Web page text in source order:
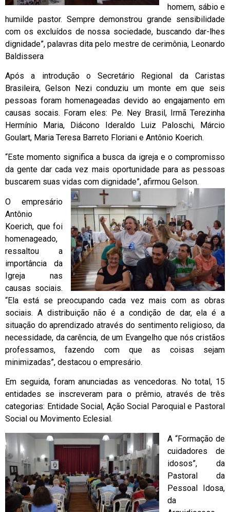
homem, sábio e
humilde pastor. Sempre demonstrou grande sensibilidade
com os excluídos de nossa sociedade, buscando dar-lhes
dignidade”, palavras dita pelo mestre de cerimônia, Leonardo
Baldissera
Após a introdução o Secretário Regional da Caristas
Brasileira, Gelson Nezi conduziu um monte em que seis
pessoas foram homenageadas devido ao engajamento em
causas socais. Foram eles: Pe. Ney Brasil, Irmã Terezinha
Hermínio Maria, Diácono Ideraldo Luiz Paloschi, Márcio
Goulart, Maria Teresa Barreto Floriani e Antônio Koerich.
“Este momento significa a busca da igreja e o compromisso
da gente dar cada vez mais oportunidade para as pessoas
buscarem suas vidas com dignidade”, afirmou Gelson.
O empresário
Antônio
Koerich, que foi
homenageado,
ressaltou a
importância da
Igreja nas
causas sociais.
“Ela está se preocupando cada vez mais com as obras
sociais. A distribuição não é a condição de dar, ela é a
situação do aprendizado através do sentimento religioso, da
necessidade, da carência, de um Evangelho que nós cristãos
professamos, fazendo com que as coisas sejam
minimizadas”, destacou o empresário.
Em seguida, foram anunciadas as vencedoras. No total, 15
entidades se inscreveram para o prêmio, através de três
categorias: Entidade Social, Ação Social Paroquial e Pastoral
Social ou Movimento Eclesial.
A “Formação de
cuidadores de
idosos”, da
Pastoral da
Pessoal Idosa,
da